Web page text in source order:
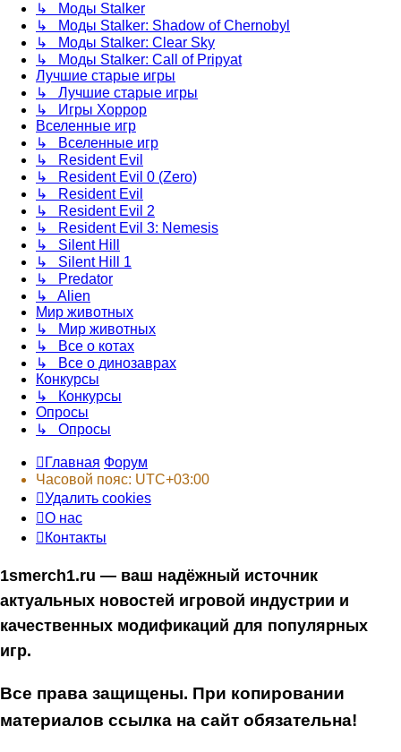
↳ Моды Stalker
↳ Моды Stalker: Shadow of Chernobyl
↳ Моды Stalker: Clear Sky
↳ Моды Stalker: Call of Pripyat
Лучшие старые игры
↳ Лучшие старые игры
↳ Игры Хоррор
Вселенные игр
↳ Вселенные игр
↳ Resident Evil
↳ Resident Evil 0 (Zero)
↳ Resident Evil
↳ Resident Evil 2
↳ Resident Evil 3: Nemesis
↳ Silent Hill
↳ Silent Hill 1
↳ Predator
↳ Alien
Мир животных
↳ Мир животных
↳ Все о котах
↳ Все о динозаврах
Конкурсы
↳ Конкурсы
Опросы
↳ Опросы
Главная Форум
Часовой пояс: UTC+03:00
Удалить cookies
О нас
Контакты
1smerch1.ru — ваш надёжный источник
актуальных новостей игровой индустрии и
качественных модификаций для популярных
игр.
Все права защищены. При копировании
материалов ссылка на сайт обязательна!